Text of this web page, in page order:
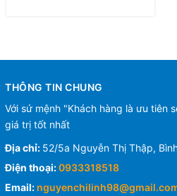
THÔNG TIN CHUNG
Với sứ mệnh "Khách hàng là ưu tiên
giá trị tốt nhất
Địa chỉ: 52/5a Nguyễn Thị Thập,
Điện thoại:0933318518
Email: